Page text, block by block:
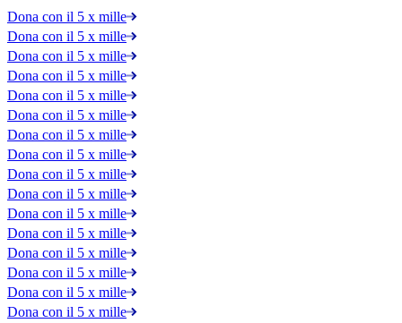
Dona con il 5 x mille
Dona con il 5 x mille
Dona con il 5 x mille
Dona con il 5 x mille
Dona con il 5 x mille
Dona con il 5 x mille
Dona con il 5 x mille
Dona con il 5 x mille
Dona con il 5 x mille
Dona con il 5 x mille
Dona con il 5 x mille
Dona con il 5 x mille
Dona con il 5 x mille
Dona con il 5 x mille
Dona con il 5 x mille
Dona con il 5 x mille